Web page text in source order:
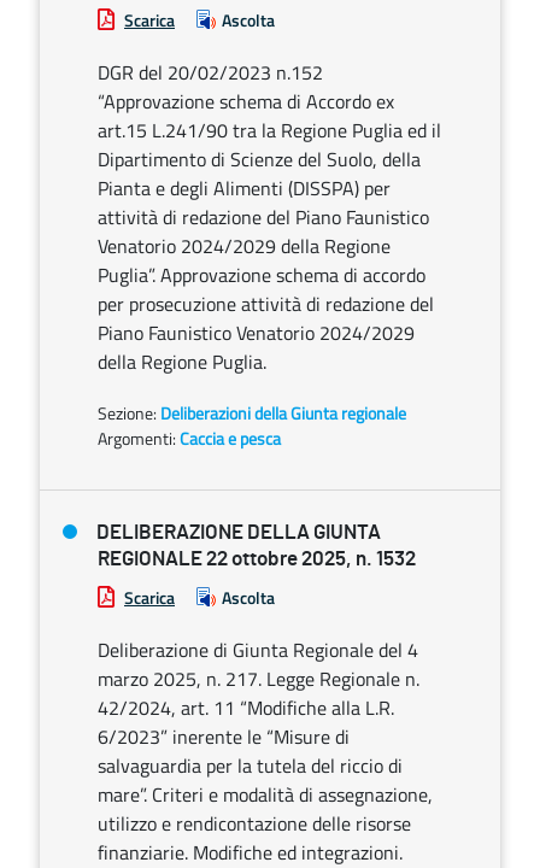
Scarica Ascolta
DGR del 20/02/2023 n.152
“Approvazione schema di Accordo ex
art.15 L.241/90 tra la Regione Puglia ed il
Dipartimento di Scienze del Suolo, della
Pianta e degli Alimenti (DISSPA) per
attività di redazione del Piano Faunistico
Venatorio 2024/2029 della Regione
Puglia”. Approvazione schema di accordo
per prosecuzione attività di redazione del
Piano Faunistico Venatorio 2024/2029
della Regione Puglia.
Sezione: Deliberazioni della Giunta regionale
Argomenti:Caccia e pesca
DELIBERAZIONE DELLA GIUNTA
REGIONALE 22 ottobre 2025, n. 1532
Scarica Ascolta
Deliberazione di Giunta Regionale del 4
marzo 2025, n. 217. Legge Regionale n.
42/2024, art. 11 “Modifiche alla L.R.
6/2023” inerente le “Misure di
salvaguardia per la tutela del riccio di
mare”. Criteri e modalità di assegnazione,
utilizzo e rendicontazione delle risorse
finanziarie. Modifiche ed integrazioni.